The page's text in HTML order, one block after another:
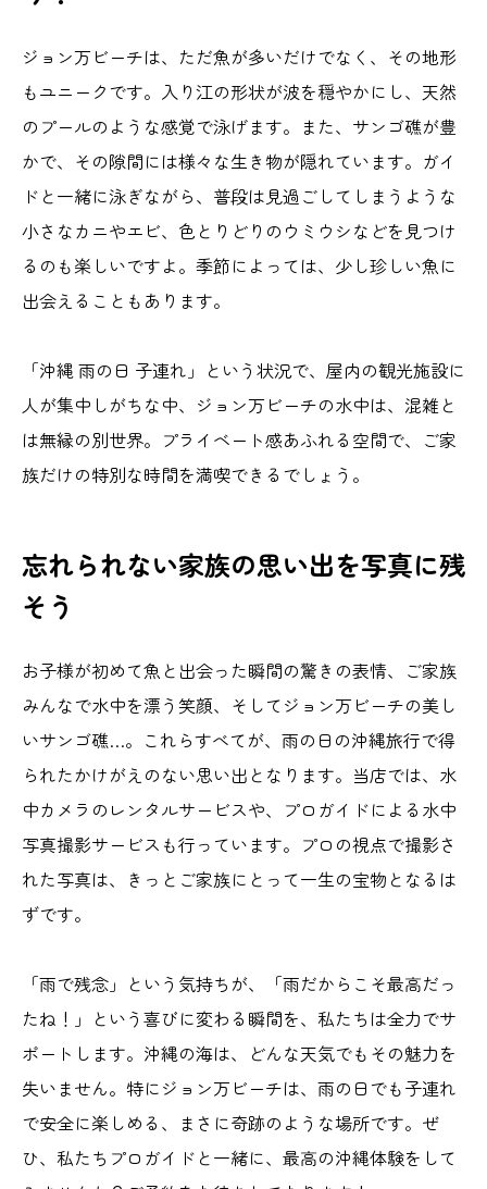
ジョン万ビーチは、ただ魚が多いだけでなく、その地形
もユニークです。入り江の形状が波を穏やかにし、天然
のプールのような感覚で泳げます。また、サンゴ礁が豊
かで、その隙間には様々な生き物が隠れています。ガイ
ドと一緒に泳ぎながら、普段は見過ごしてしまうような
小さなカニやエビ、色とりどりのウミウシなどを見つけ
るのも楽しいですよ。季節によっては、少し珍しい魚に
出会えることもあります。
「沖縄 雨の日 子連れ」という状況で、屋内の観光施設に
人が集中しがちな中、ジョン万ビーチの水中は、混雑と
は無縁の別世界。プライベート感あふれる空間で、ご家
族だけの特別な時間を満喫できるでしょう。
忘れられない家族の思い出を写真に残
そう
お子様が初めて魚と出会った瞬間の驚きの表情、ご家族
みんなで水中を漂う笑顔、そしてジョン万ビーチの美し
いサンゴ礁…。これらすべてが、雨の日の沖縄旅行で得
られたかけがえのない思い出となります。当店では、水
中カメラのレンタルサービスや、プロガイドによる水中
写真撮影サービスも行っています。プロの視点で撮影さ
れた写真は、きっとご家族にとって一生の宝物となるは
ずです。
「雨で残念」という気持ちが、「雨だからこそ最高だっ
たね！」という喜びに変わる瞬間を、私たちは全力でサ
ポートします。沖縄の海は、どんな天気でもその魅力を
失いません。特にジョン万ビーチは、雨の日でも子連れ
で安全に楽しめる、まさに奇跡のような場所です。ぜ
ひ、私たちプロガイドと一緒に、最高の沖縄体験をして